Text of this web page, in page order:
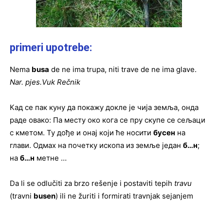
primeri upotrebe:
Nema busa de ne ima trupa, niti trave de ne ima glave.
Nar. pjes.Vuk Rečnik
Кад се пак куну да покажу докле је чија земља, онда
раде овако: Па месту око кога се пру скупе се сељаци
с кметом. Ту дође и онај који ће носити бусен на
глави. Одмах на почетку ископа из земље један б…н;
на б…н метне …
Da li se odlučiti za brzo rešenje i postaviti tepih travu
(travni busen) ili ne žuriti i formirati travnjak sejanjem